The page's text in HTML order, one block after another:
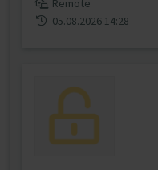
Remote
05.08.2026 14:28